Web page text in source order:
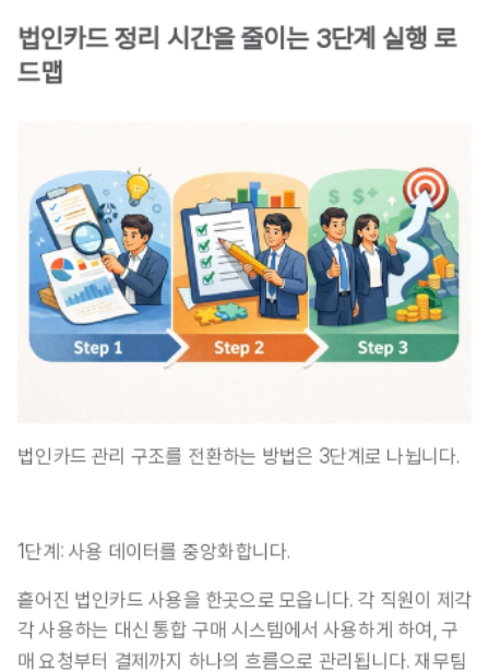
법인카드 정리 시간을 줄이는 3단계 실행 로
드맵
법인카드 관리 구조를 전환하는 방법은 3단계로 나뉩니다.
1단계: 사용 데이터를 중앙화합니다.
흩어진 법인카드 사용을 한곳으로 모읍니다. 각 직원이 제각
각 사용하는 대신 통합 구매 시스템에서 사용하게 하여, 구
매 요청부터 결제까지 하나의 흐름으로 관리됩니다. 재무팀